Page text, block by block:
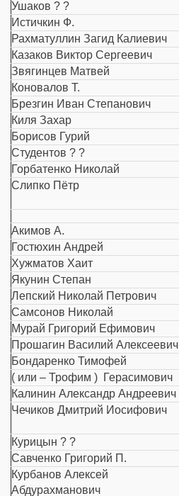
Ушаков ? ?
Истичкин Ф.
Рахматуллин Загид Калиевич
Казаков Виктор Сергеевич
Звягинцев Матвей
Коновалов Т.
Брезгин Иван Степанович
Киля Захар
Борисов Гурий
Студентов ? ?
Горбатенко Николай
Слипко Пётр
Акимов А.
Гостюхин Андрей
Хужматов Хаит
Якунин Степан
Лепский Николай Петрович
Самсонов Николай
Мурай Григорий Ефимович
Прошагин Василий Алексеевич
Бондаренко Тимофей
( или – Трофим ) Герасимович
Калинин Александр Андреевич
Чечиков Дмитрий Иосифович
Курицын ? ?
Савченко Григорий П.
Курбанов Алексей
Абдурахманович